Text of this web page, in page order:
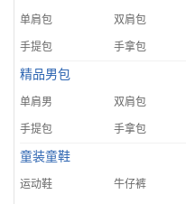
单肩包 双肩包
手提包 手拿包
精品男包
单肩男 双肩包
手提包 手拿包
童装童鞋
运动鞋 牛仔裤